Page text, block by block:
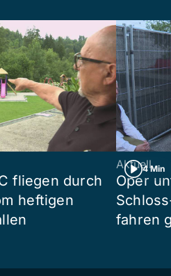
fliegen durch
heftigen
4 Min
Aktuell
Oper
fahren